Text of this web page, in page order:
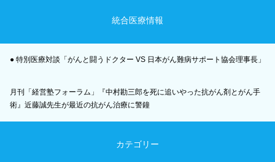
統合医療情報
● 特別医療対談「がんと闘うドクター VS 日本がん難病サポート協会理事長」
月刊「経営塾フォーラム」『中村勘三郎を死に追いやった抗がん剤とがん手
術』近藤誠先生が最近の抗がん治療に警鐘
カテゴリー